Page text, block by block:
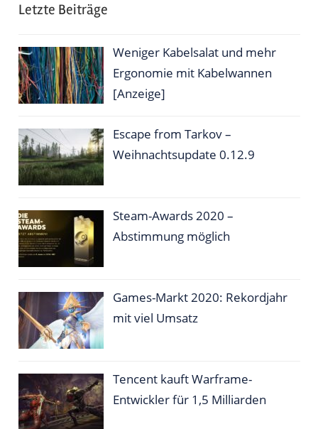
Letzte Beiträge
Weniger Kabelsalat und mehr
Ergonomie mit Kabelwannen
[Anzeige]
Escape from Tarkov –
Weihnachtsupdate 0.12.9
Steam-Awards 2020 –
Abstimmung möglich
Games-Markt 2020: Rekordjahr
mit viel Umsatz
Tencent kauft Warframe-
Entwickler für 1,5 Milliarden